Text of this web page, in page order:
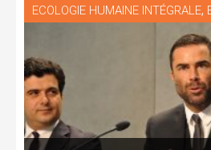
ECOLOGIE HUMAINE INTÉGRALE,